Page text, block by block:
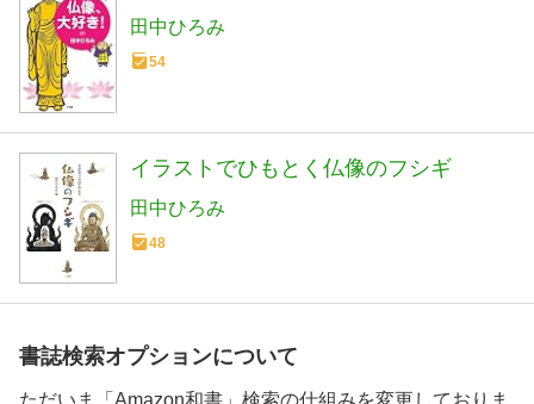
田中ひろみ
54
イラストでひもとく仏像のフシギ
田中ひろみ
48
書誌検索オプションについて
ただいま「Amazon和書」検索の仕組みを変更しておりま